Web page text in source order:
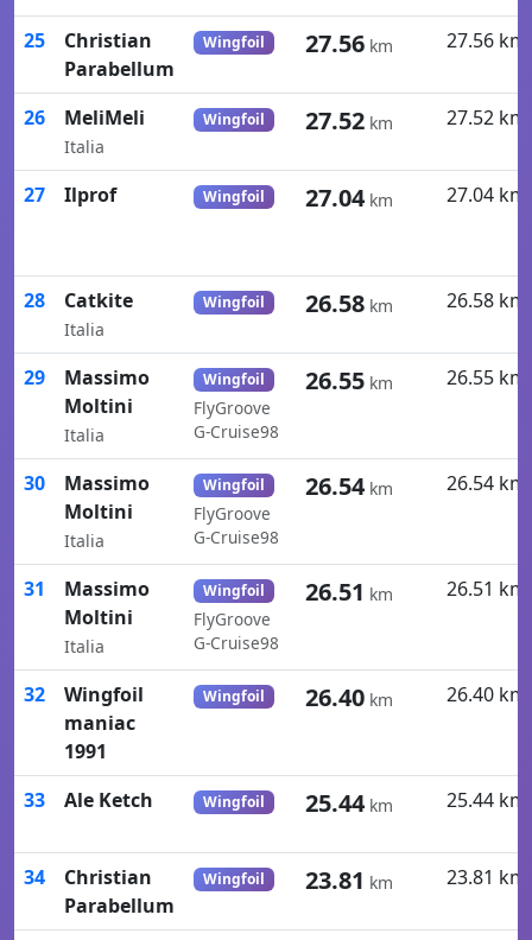
25
Christian
Parabellum
Wingfoil 27.56 km 27.56 km
26 MeliMeli
Italia
Wingfoil 27.52 km 27.52 km
27 Ilprof Wingfoil 27.04 km 27.04 km
28 Catkite
Italia
Wingfoil 26.58 km 26.58 km
29
Massimo
Moltini
Italia
Wingfoil
FlyGroove
G-Cruise98
26.55 km 26.55 km
30
Massimo
Moltini
Italia
Wingfoil
FlyGroove
G-Cruise98
26.54 km 26.54 km
31
Massimo
Moltini
Italia
Wingfoil
FlyGroove
G-Cruise98
26.51 km 26.51 km
32
Wingfoil
maniac
1991
Wingfoil 26.40 km 26.40 km
33 Ale Ketch Wingfoil 25.44 km 25.44 km
34
Christian
Parabellum
Wingfoil 23.81 km 23.81 km